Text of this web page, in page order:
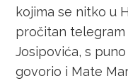
kojima se nitko u
pročitan
Josipovića, s
govorio i Mate